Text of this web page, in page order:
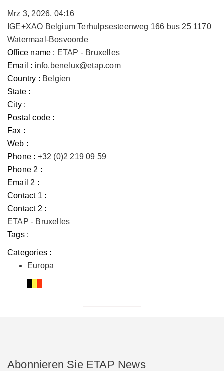
Mrz 3, 2026, 04:16
IGE+XAO Belgium Terhulpsesteenweg 166 bus 25 1170
Watermaal-Bosvoorde
Office name : ETAP - Bruxelles
Email : info.benelux@etap.com
Country : Belgien
State :
City :
Postal code :
Fax :
Web :
Phone : +32 (0)2 219 09 59
Phone 2 :
Email 2 :
Contact 1 :
Contact 2 :
ETAP - Bruxelles
Tags :
Categories :
Europa
Abonnieren Sie ETAP News